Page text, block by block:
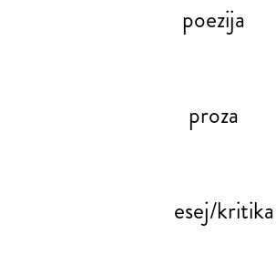
poezija
proza
esej/kritika